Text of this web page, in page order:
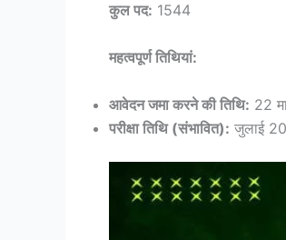
कुल पद: 1544
महत्वपूर्ण तिथियां:
आवेदन जमा करने की तिथि: 22
परीक्षा तिथि (संभावित): जुलाई